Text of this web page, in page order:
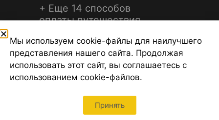
+ Еще 14 способов
оплаты путешествия
©2026 Турагентство Турсфера - Поиск туров от надежных
Мы используем cookie-файлы для наилучшего
представления нашего сайта. Продолжая
использовать этот сайт, вы соглашаетесь с
использованием cookie-файлов.
Принять